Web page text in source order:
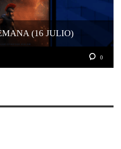
(16 JULIO)
0